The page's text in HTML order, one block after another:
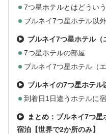
7つ星ホテルとはどうい
ブルネイ7つ星ホテル以
ブルネイ7つ星ホテル
7つ星ホテルの部屋
ブルネイ7つ星ホテル（
ブルネイの7つ星ホテ
到着日1日違うホテルに
まとめ：ブルネイ7つ
宿泊【世界で2か所のみ】